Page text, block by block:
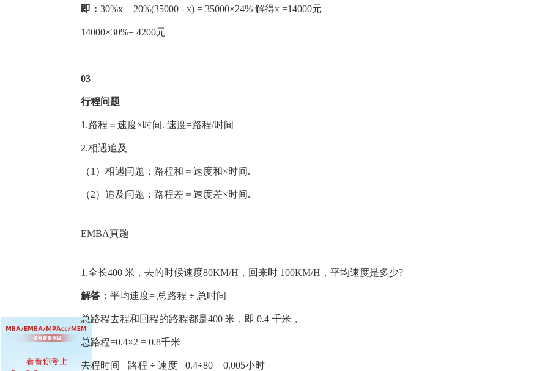
即： 30%x + 20%(35000 - x) = 35000×24% 解得x =14000元
14000×30%= 4200元
03
行程问题
1.路程＝速度×时间. 速度=路程/时间
2.相遇追及
（1）相遇问题：路程和＝速度和×时间.
（2）追及问题：路程差＝速度差×时间.
EMBA真题
1.全长400 米，去的时候速度80KM/H，回来时 100KM/H，平均速度是多少?
解答： 平均速度= 总路程 ÷ 总时间
总路程去程和回程的路程都是400 米，即 0.4 千米，
总路程=0.4×2 = 0.8千米
去程时间= 路程 ÷ 速度 =0.4÷80 = 0.005小时